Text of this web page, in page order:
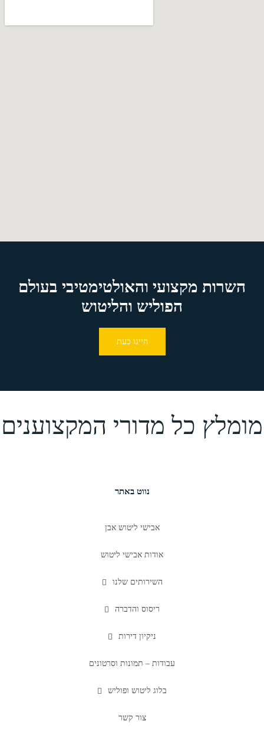
השרות מקצועי והאולטימטיבי בעולם
הפוליש והליטוש
חייגו כעת
מומלץ כל מדורי המקצוענים
נווט באתר
אבישי ליטוש אבן
אודות אבישי ליטוש
השירותים שלנו
ריסוס והדברה
ניקיון דירות
עבודות – תמונות וסרטונים
בלוג ליטוש ופוליש
צור קשר